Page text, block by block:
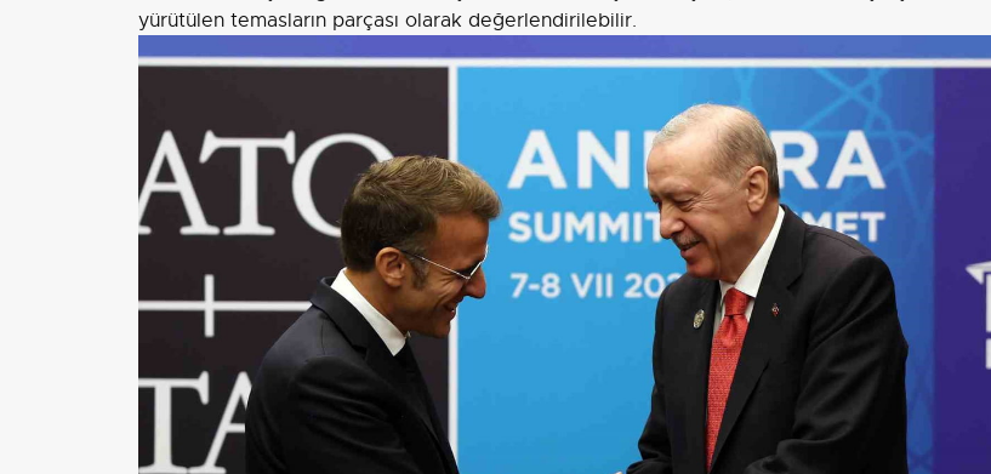
yürütülen temasların parçası olarak değerlendirilebilir.